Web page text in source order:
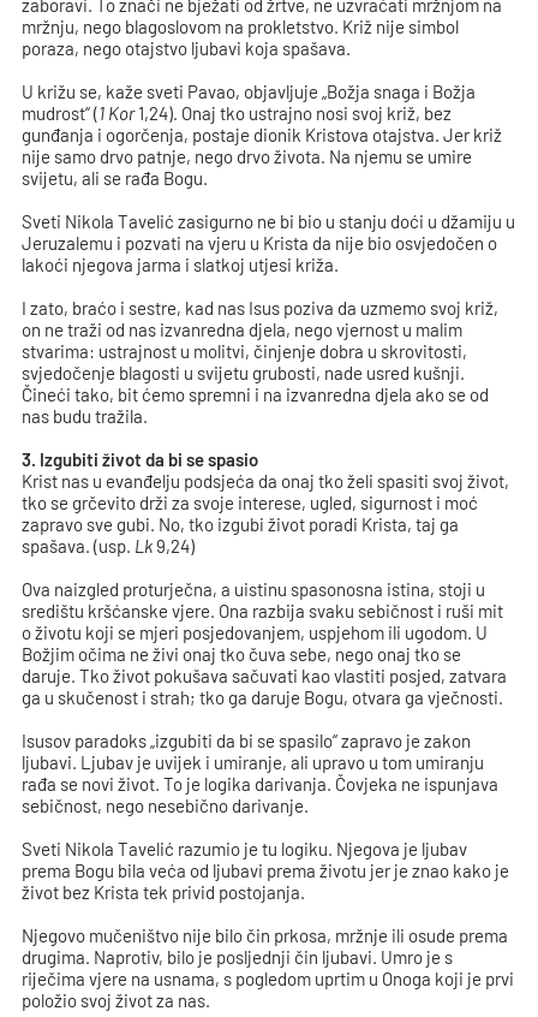
zaboravi. To znači ne bježati od žrtve, ne uzvraćati mržnjom na
mržnju, nego blagoslovom na prokletstvo. Križ nije simbol
poraza, nego otajstvo ljubavi koja spašava.
U križu se, kaže sveti Pavao, objavljuje „Božja snaga i Božja
mudrost“ (1 Kor1,24). Onaj tko ustrajno nosi svoj križ, bez
gunđanja i ogorčenja, postaje dionik Kristova otajstva. Jer križ
nije samo drvo patnje, nego drvo života. Na njemu se umire
svijetu, ali se rađa Bogu.
Sveti Nikola Tavelić zasigurno ne bi bio u stanju doći u džamiju u
Jeruzalemu i pozvati na vjeru u Krista da nije bio osvjedočen o
lakoći njegova jarma i slatkoj utjesi križa.
I zato, braćo i sestre, kad nas Isus poziva da uzmemo svoj križ,
on ne traži od nas izvanredna djela, nego vjernost u malim
stvarima: ustrajnost u molitvi, činjenje dobra u skrovitosti,
svjedočenje blagosti u svijetu grubosti, nade usred kušnji.
Čineći tako, bit ćemo spremni i na izvanredna djela ako se od
nas budu tražila.
3. Izgubiti život da bi se spasio
Krist nas u evanđelju podsjeća da onaj tko želi spasiti svoj život,
tko se grčevito drži za svoje interese, ugled, sigurnost i moć
zapravo sve gubi. No, tko izgubi život poradi Krista, taj ga
spašava. (usp. Lk9,24)
Ova naizgled proturječna, a uistinu spasonosna istina, stoji u
središtu kršćanske vjere. Ona razbija svaku sebičnost i ruši mit
o životu koji se mjeri posjedovanjem, uspjehom ili ugodom. U
Božjim očima ne živi onaj tko čuva sebe, nego onaj tko se
daruje. Tko život pokušava sačuvati kao vlastiti posjed, zatvara
ga u skučenost i strah; tko ga daruje Bogu, otvara ga vječnosti.
Isusov paradoks „izgubiti da bi se spasilo“ zapravo je zakon
ljubavi. Ljubav je uvijek i umiranje, ali upravo u tom umiranju
rađa se novi život. To je logika darivanja. Čovjeka ne ispunjava
sebičnost, nego nesebično darivanje.
Sveti Nikola Tavelić razumio je tu logiku. Njegova je ljubav
prema Bogu bila veća od ljubavi prema životu jer je znao kako je
život bez Krista tek privid postojanja.
Njegovo mučeništvo nije bilo čin prkosa, mržnje ili osude prema
drugima. Naprotiv, bilo je posljednji čin ljubavi. Umro je s
riječima vjere na usnama, s pogledom uprtim u Onoga koji je prvi
položio svoj život za nas.